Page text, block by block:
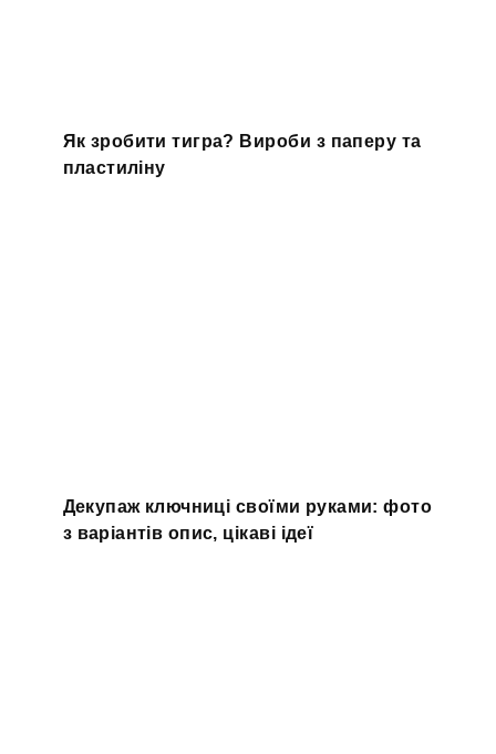
Як зробити тигра? Вироби з паперу та
пластиліну
Декупаж ключниці своїми руками: фото
з варіантів опис, цікаві ідеї